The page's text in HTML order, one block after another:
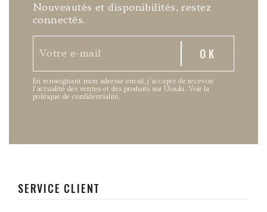
SERVICE CLIENT
Nouveautés et disponibilités, restez
connectés.
En renseignant mon adresse email, j’accepte de recevoir
l’actualité des ventes et des produits sur Uisuki. Voir la
politique de confidentialité.